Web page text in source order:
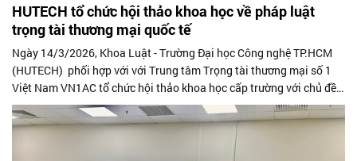
HUTECH tổ chức hội thảo khoa học về pháp luật
trọng tài thương mại quốc tế
Ngày 14/3/2026, Khoa Luật - Trường Đại học Công nghệ TP.HCM
(HUTECH) phối hợp với với Trung tâm Trọng tài thương mại số 1
Việt Nam VN1AC tổ chức hội thảo khoa học cấp trường với chủ đề
“Pháp luật về trọng tài thương mại quốc tế và các cách thức giải
quyết tranh chấp tại Việt Nam”. Sự kiện diễn ra tại cơ sở Thu Duc
Campus, quy tụ nhiều nhà khoa học, giảng viên, luật sư và chuyên